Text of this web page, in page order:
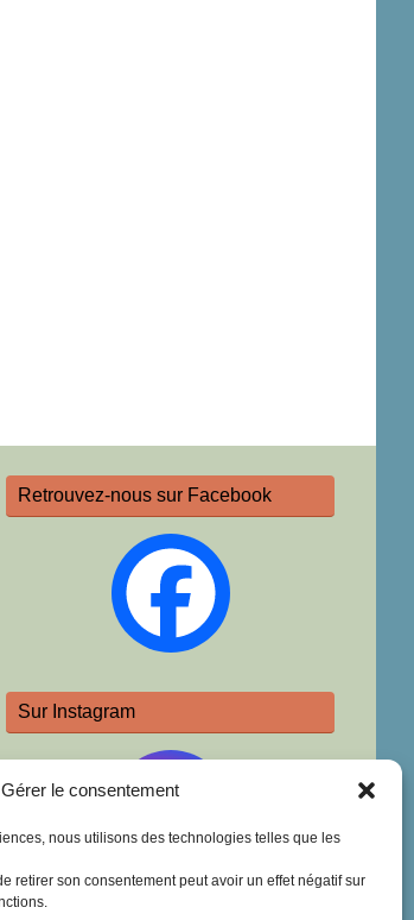
Gérer le consentement
nous utilisons des technologies telles que les
retirer son consentement peut avoir un effet négatif sur
Retrouvez-nous sur Facebook
Sur Instagram